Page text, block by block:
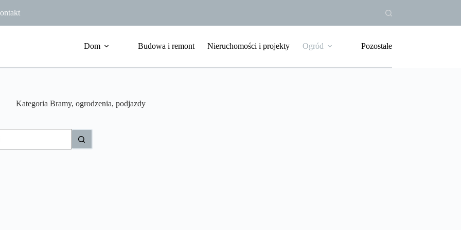
Dom Budowa i remont Nieruchomości i projekty Ogród Pozostałe
Kategoria Bramy, ogrodzenia, podjazdy